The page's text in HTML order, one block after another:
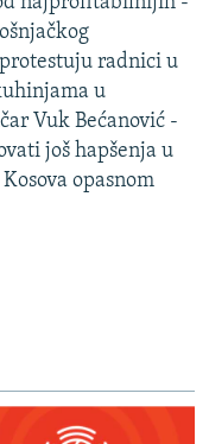
radnici u
u
Vuk Bećanović -
još hapšenja u
opasnom